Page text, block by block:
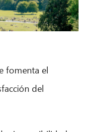
fomenta el
del